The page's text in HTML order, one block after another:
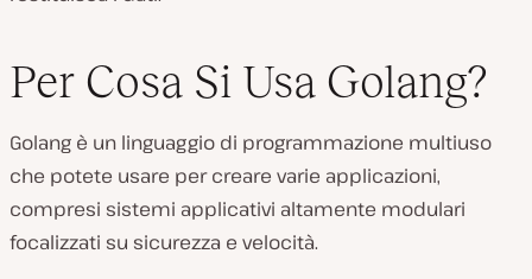
Per Cosa Si Usa Golang?
Golang è un linguaggio di programmazione multiuso
che potete usare per creare varie applicazioni,
compresi sistemi applicativi altamente modulari
focalizzati su sicurezza e velocità.